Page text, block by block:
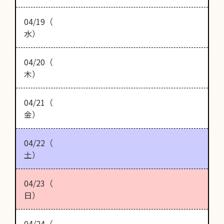
04/19（
水）
04/20（
木）
04/21（
金）
04/22（
土）
04/23（
日）